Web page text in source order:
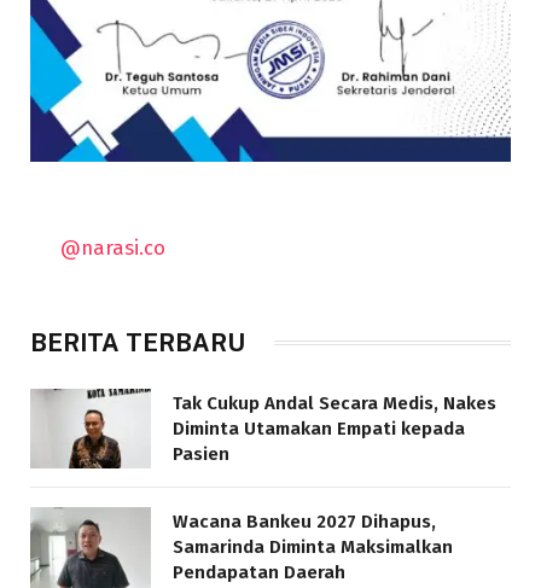
@narasi.co
BERITA TERBARU
Tak Cukup Andal Secara Medis, Nakes
Diminta Utamakan Empati kepada
Pasien
Wacana Bankeu 2027 Dihapus,
Samarinda Diminta Maksimalkan
Pendapatan Daerah